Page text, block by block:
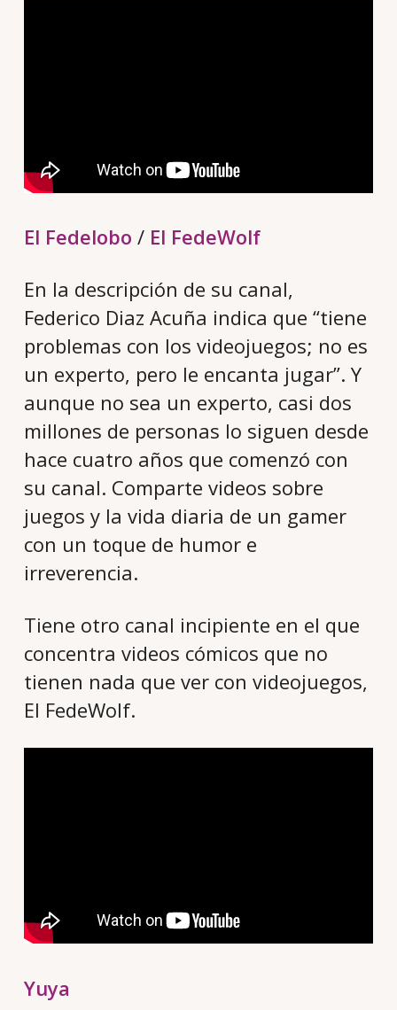
El Fedelobo / El FedeWolf
En la descripción de su canal,
Federico Diaz Acuña indica que “tiene
problemas con los videojuegos; no es
un experto, pero le encanta jugar”. Y
aunque no sea un experto, casi dos
millones de personas lo siguen desde
hace cuatro años que comenzó con
su canal. Comparte videos sobre
juegos y la vida diaria de un gamer
con un toque de humor e
irreverencia.
Tiene otro canal incipiente en el que
concentra videos cómicos que no
tienen nada que ver con videojuegos,
El FedeWolf.
Yuya